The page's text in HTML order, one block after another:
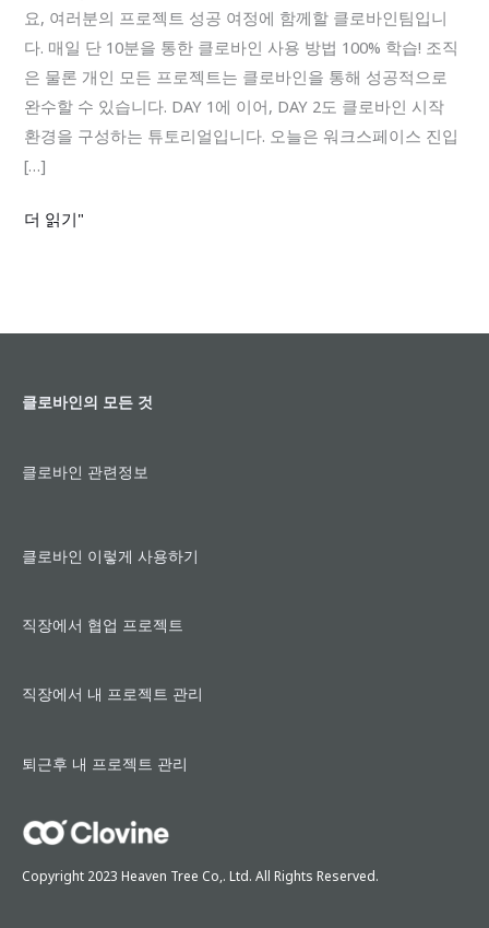
요, 여러분의 프로젝트 성공 여정에 함께할 클로바인팀입니
다. 매일 단 10분을 통한 클로바인 사용 방법 100% 학습! 조직
은 물론 개인 모든 프로젝트는 클로바인을 통해 성공적으로
완수할 수 있습니다. DAY 1에 이어, DAY 2도 클로바인 시작
환경을 구성하는 튜토리얼입니다. 오늘은 워크스페이스 진입
[…]
인
DAY2_01
대
시
보
드,
일
더 읽기"
클로바인의 모든 것
클로바인 관련정보
클로바인 이렇게 사용하기
직장에서 협업 프로젝트
직장에서 내 프로젝트 관리
퇴근후 내 프로젝트 관리
Copyright 2023 Heaven Tree Co,. Ltd. All Rights Reserved.